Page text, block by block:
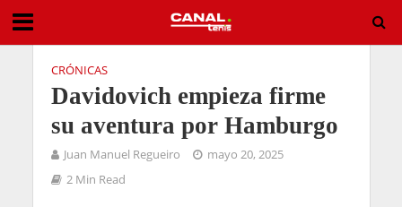
CRÓNICAS
Davidovich empieza firme
su aventura por Hamburgo
Juan Manuel Regueiro
mayo 20, 2025
2 Min Read